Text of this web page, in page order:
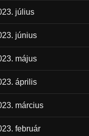
július
június
május
április
március
február